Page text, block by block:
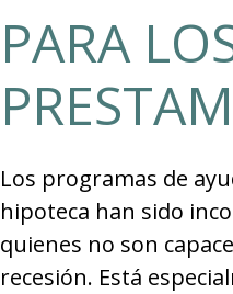
PARA
Los programas de
hipoteca han sido
quienes no son
recesión. Está